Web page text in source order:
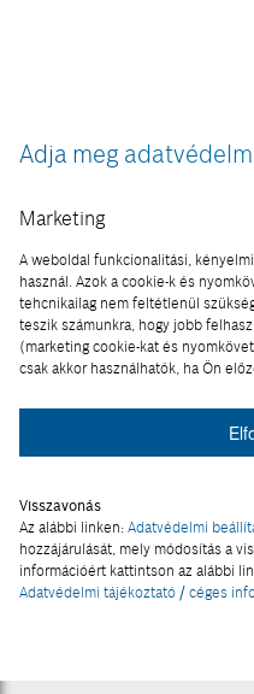
Kell ez
Összegyűjtöttünk
példát, amelyek
mutatnak be. A
előforduló
Adja meg
Marketing
A weboldal funkcionalitási,
használ. Azok a cookie-k és
tehcnikailag nem feltétlenül
teszik számunkra, hogy jobb
(marketing cookie-kat és
csak akkor használhatók, ha Ön
Visszavonás
Az alábbi linken: Adatvédelmi
hozzájárulását, mely módosítás a
információért kattintson az alábbi
Adatvédelmi tájékoztató / céges